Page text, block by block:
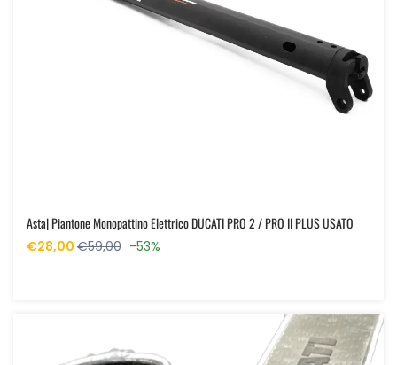
Asta| Piantone Monopattino Elettrico DUCATI PRO 2 / PRO II PLUS USATO
€28,00 €59,00 -53%